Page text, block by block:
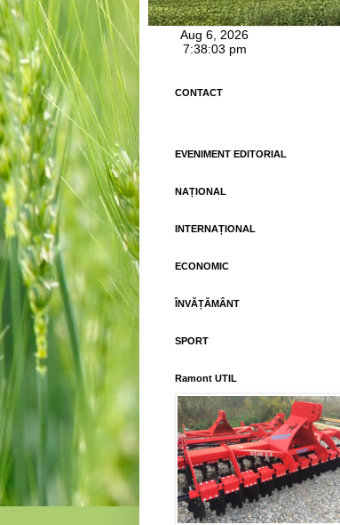
CONTACT
EVENIMENT EDITORIAL
NAȚIONAL
INTERNAȚIONAL
ECONOMIC
ÎNVĂȚĂMÂNT
SPORT
Ramont UTIL